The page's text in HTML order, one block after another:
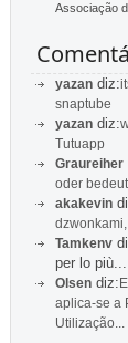
Associação
yazan diz:
snaptube
yazan diz:
Tutuapp
Graureiher
oder
akakevin
Tamkenv
per lo più...
Olsen diz:
aplica-se a
Utilização...